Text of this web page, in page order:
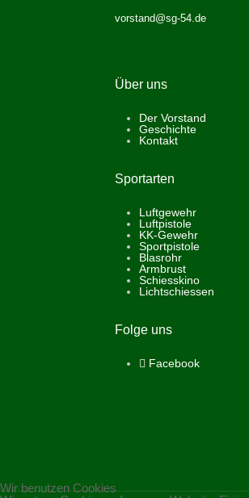
vorstand@sg-54.de
Über uns
Der Vorstand
Geschichte
Kontakt
Sportarten
Luftgewehr
Luftpistole
KK-Gewehr
Sportpistole
Blasrohr
Armbrust
Schiesskino
Lichtschiessen
Folge uns
Facebook
Wir benutzen Cookies